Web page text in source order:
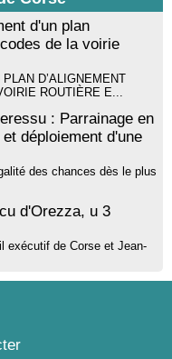
d'un plan
de la voirie
D’ALIGNEMENT
ROUTIÈRE E...
: Parrainage en
déploiement d'une
des chances dès le plus
d'Orezza, u 3
exécutif de Corse et Jean-